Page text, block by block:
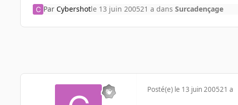
Par Cybershotle 13 juin 200521 a dans Surcadençage
Posté(e) le 13 juin 200521 a